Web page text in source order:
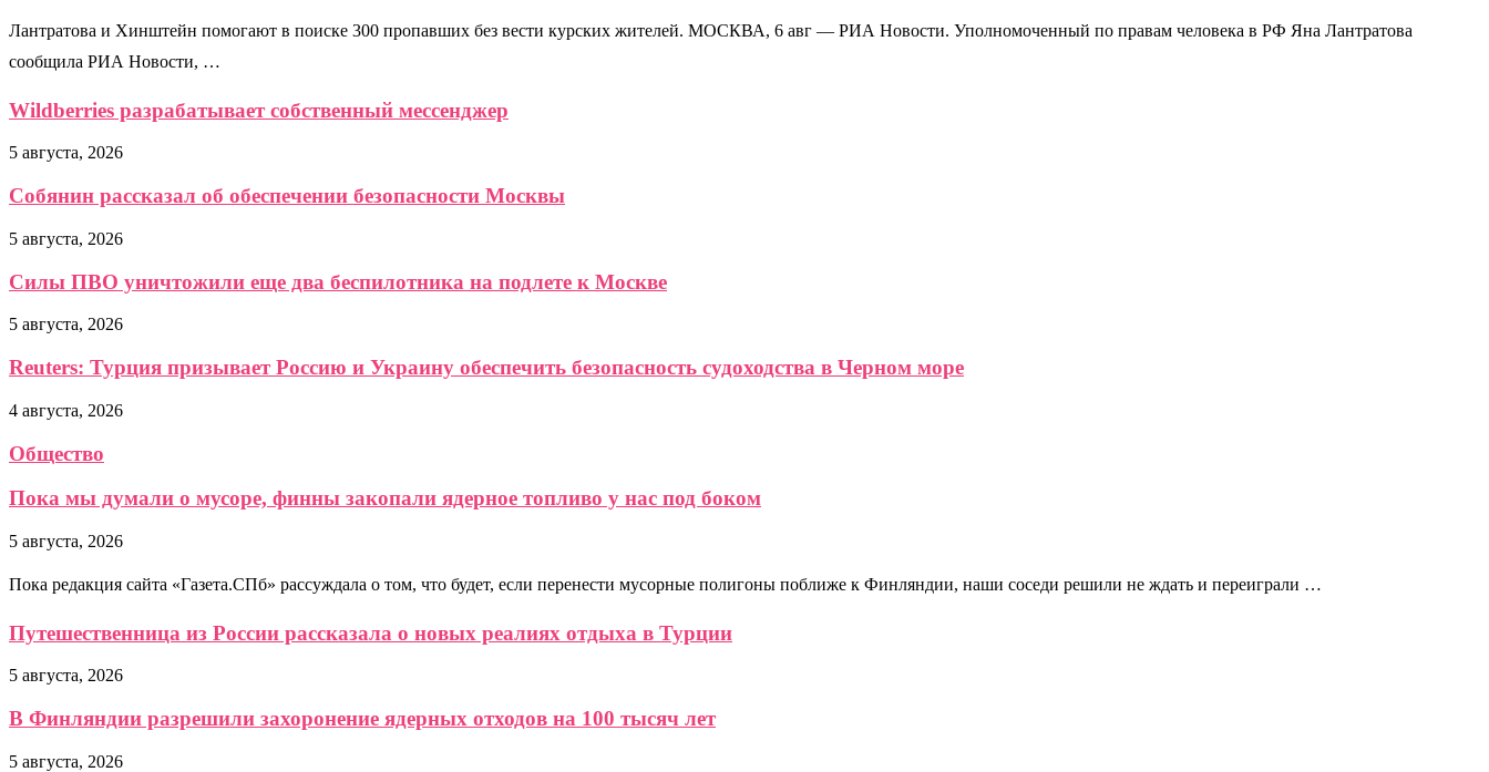
Лантратова и Хинштейн помогают в поиске 300 пропавших без вести курских жителей. МОСКВА, 6 авг — РИА Новости. Уполномоченный по правам человека в РФ Яна Лантратова
сообщила РИА Новости, …
Wildberries разрабатывает собственный мессенджер
5 августа, 2026
Собянин рассказал об обеспечении безопасности Москвы
5 августа, 2026
Силы ПВО уничтожили еще два беспилотника на подлете к Москве
5 августа, 2026
Reuters: Турция призывает Россию и Украину обеспечить безопасность судоходства в Черном море
4 августа, 2026
Общество
Пока мы думали о мусоре, финны закопали ядерное топливо у нас под боком
5 августа, 2026
Пока редакция сайта «Газета.СПб» рассуждала о том, что будет, если перенести мусорные полигоны поближе к Финляндии, наши соседи решили не ждать и переиграли …
Путешественница из России рассказала о новых реалиях отдыха в Турции
5 августа, 2026
В Финляндии разрешили захоронение ядерных отходов на 100 тысяч лет
5 августа, 2026